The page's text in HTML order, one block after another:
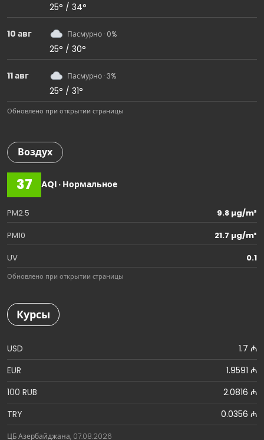
25° / 34°
10 авг Пасмурно · 0%
25° / 30°
11 авг Пасмурно · 3%
25° / 31°
Обновлено при открытии страницы
Воздух
37 AQI · Нормальное
PM2.5
9.8 µg/m³
PM10
21.7 µg/m³
UV
0.1
Обновлено при открытии страницы
Курсы
USD
1.7 ₼
EUR
1.9591 ₼
100 RUB
2.0816 ₼
TRY
0.0356 ₼
ЦБ Азербайджана, 07.08.2026